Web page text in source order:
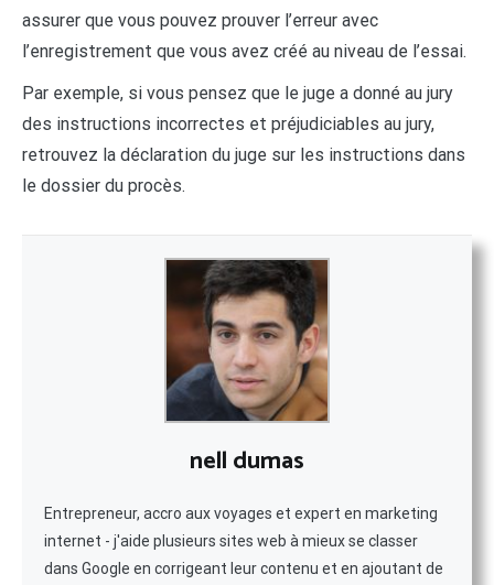
assurer que vous pouvez prouver l’erreur avec
l’enregistrement que vous avez créé au niveau de l’essai.
Par exemple, si vous pensez que le juge a donné au jury
des instructions incorrectes et préjudiciables au jury,
retrouvez la déclaration du juge sur les instructions dans
le dossier du procès.
nell dumas
Entrepreneur, accro aux voyages et expert en marketing
internet - j'aide plusieurs sites web à mieux se classer
dans Google en corrigeant leur contenu et en ajoutant de